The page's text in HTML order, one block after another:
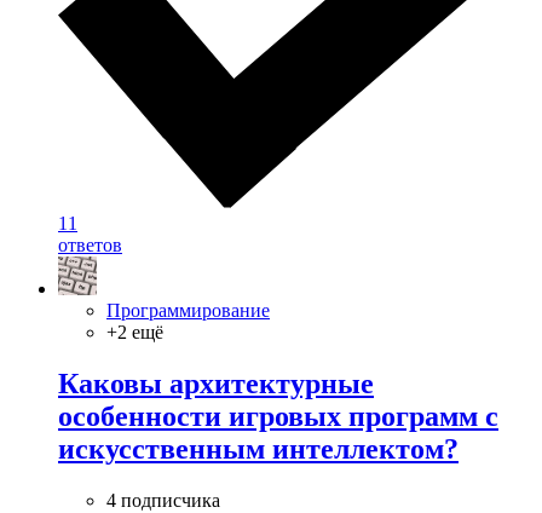
11
ответов
Программирование
+2 ещё
Каковы архитектурные
особенности игровых программ с
искусственным интеллектом?
4 подписчика